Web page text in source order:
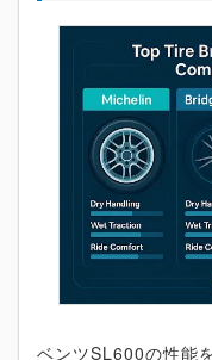
ベンツSL600の性能